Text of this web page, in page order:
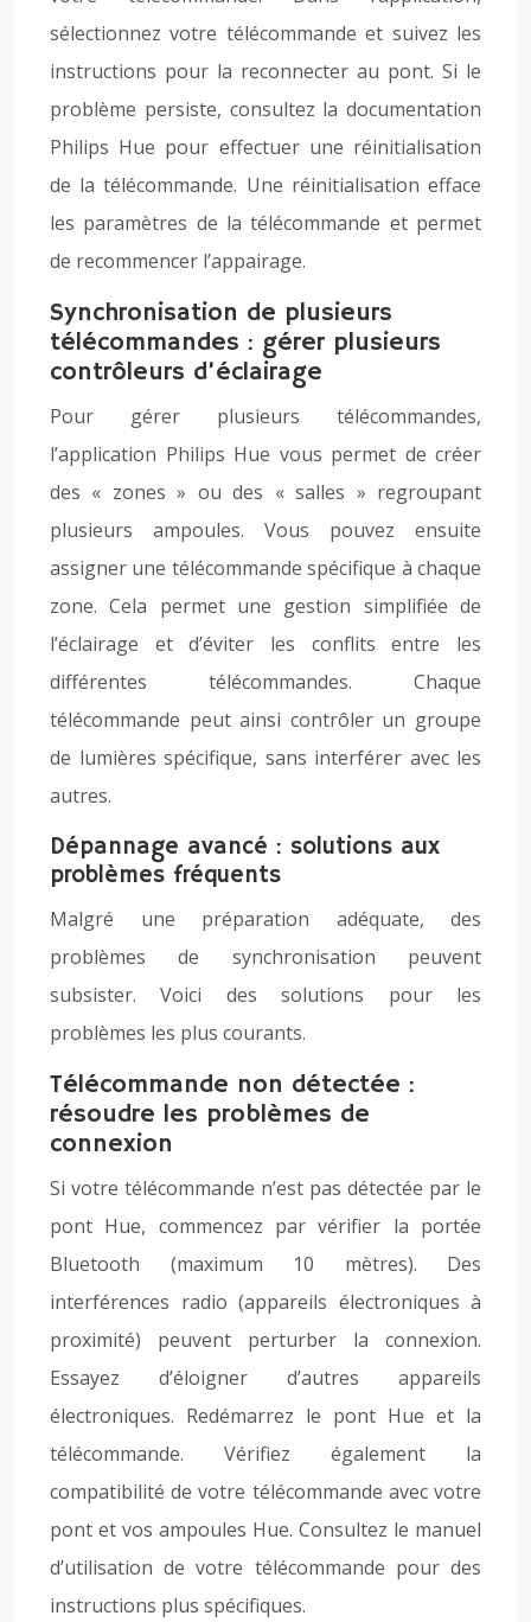
sélectionnez votre télécommande et suivez les
instructions pour la reconnecter au pont. Si le
problème persiste, consultez la documentation
Philips Hue pour effectuer une réinitialisation
de la télécommande. Une réinitialisation efface
les paramètres de la télécommande et permet
de recommencer l’appairage.
Synchronisation de plusieurs
télécommandes : gérer plusieurs
contrôleurs d’éclairage
Pour gérer plusieurs télécommandes,
l’application Philips Hue vous permet de créer
des « zones » ou des « salles » regroupant
plusieurs ampoules. Vous pouvez ensuite
assigner une télécommande spécifique à chaque
zone. Cela permet une gestion simplifiée de
l’éclairage et d’éviter les conflits entre les
différentes télécommandes. Chaque
télécommande peut ainsi contrôler un groupe
de lumières spécifique, sans interférer avec les
autres.
Dépannage avancé : solutions aux
problèmes fréquents
Malgré une préparation adéquate, des
problèmes de synchronisation peuvent
subsister. Voici des solutions pour les
problèmes les plus courants.
Télécommande non détectée :
résoudre les problèmes de
connexion
Si votre télécommande n’est pas détectée par le
pont Hue, commencez par vérifier la portée
Bluetooth (maximum 10 mètres). Des
interférences radio (appareils électroniques à
proximité) peuvent perturber la connexion.
Essayez d’éloigner d’autres appareils
électroniques. Redémarrez le pont Hue et la
télécommande. Vérifiez également la
compatibilité de votre télécommande avec votre
pont et vos ampoules Hue. Consultez le manuel
d’utilisation de votre télécommande pour des
instructions plus spécifiques.